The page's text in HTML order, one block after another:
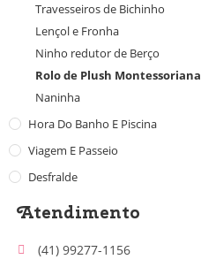
Travesseiros de Bichinho
Lençol e Fronha
Ninho redutor de Berço
Rolo de Plush Montessoriana
Naninha
Hora Do Banho E Piscina
Viagem E Passeio
Desfralde
Atendimento
(41) 99277-1156